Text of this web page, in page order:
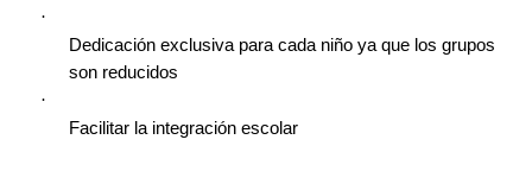
·
Dedicación exclusiva para cada niño ya que los grupos
son reducidos
·
Facilitar la integración escolar